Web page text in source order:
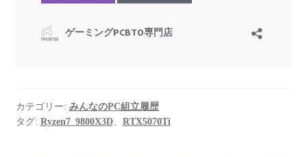
カテゴリー: みんなのPC組立履歴
タグ: Ryzen7_9800X3D、 RTX5070Ti